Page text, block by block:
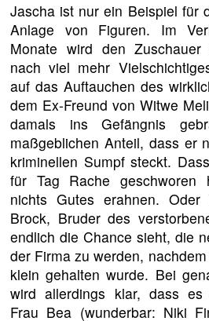
Jascha ist nur ein Beispiel für
Anlage von Figuren. Im
Monate wird den Zuschauer
nach viel mehr
auf das Auftauchen des
dem Ex-Freund von Witwe
damals ins Gefängnis
maßgeblichen Anteil, dass er
kriminellen Sumpf steckt.
für Tag Rache geschworen
nichts Gutes erahnen.
Brock, Bruder des
endlich die Chance sieht, die
der Firma zu werden,
klein gehalten wurde. Bei
wird allerdings klar, dass es
Frau Bea (wunderbar: Niki